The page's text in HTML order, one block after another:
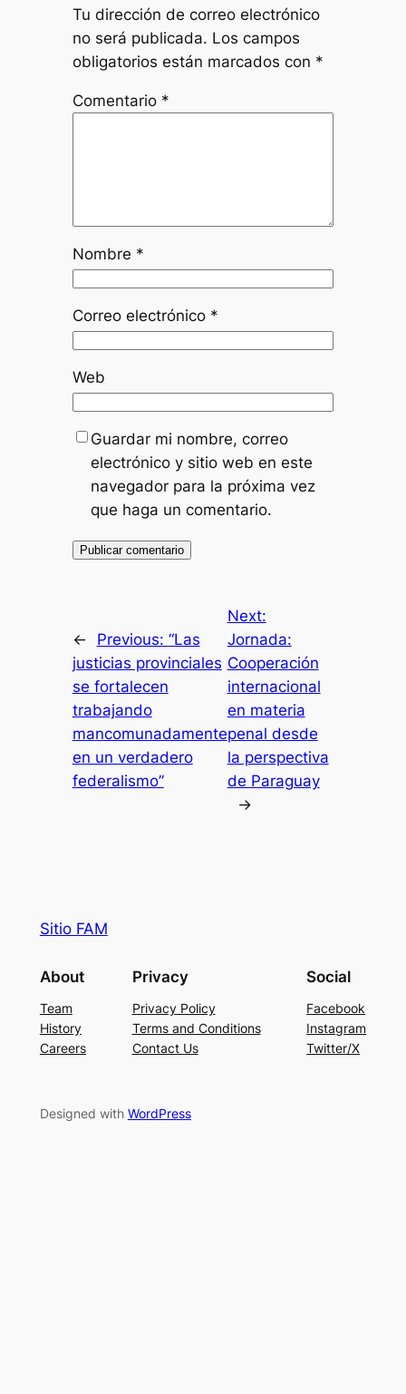
Tu dirección de correo electrónico
no será publicada. Los campos
obligatorios están marcados con *
Comentario *
Nombre *
Correo electrónico *
Web
Guardar mi nombre, correo
electrónico y sitio web en este
navegador para la próxima vez
que haga un comentario.
← Previous: “Las
justicias provinciales
se fortalecen
trabajando
mancomunadamente
en un verdadero
federalismo”
Next:
Jornada:
Cooperación
internacional
en materia
penal desde
la perspectiva
de Paraguay
→
Sitio FAM
About
Team
History
Careers
Privacy
Privacy Policy
Terms and Conditions
Contact Us
Social
Facebook
Instagram
Twitter/X
Designed with WordPress